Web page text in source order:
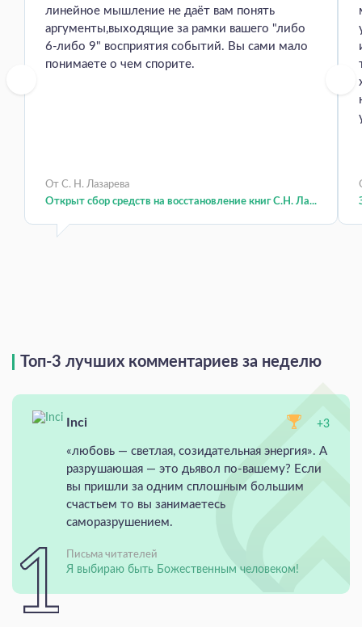
линейное мышление не даёт вам понять
аргументы,выходящие за рамки вашего "либо
6-либо 9" восприятия событий. Вы сами мало
понимаете о чем спорите.
От С. Н. Лазарева
Открыт сбор средств на восстановление книг С.Н. Ла...
Топ-3 лучших комментариев за неделю
Inci +3
«любовь — светлая, созидательная энергия». А
разрушаюшая — это дьявол по-вашему? Если
вы пришли за одним сплошным большим
счастьем то вы занимаетесь
саморазрушением.
Письма читателей
Я выбираю быть Божественным человеком!